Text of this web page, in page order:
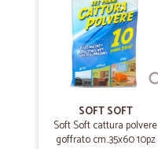
SOFT SOFT
Soft Soft cattura polvere
goffrato cm..35x60 10pz